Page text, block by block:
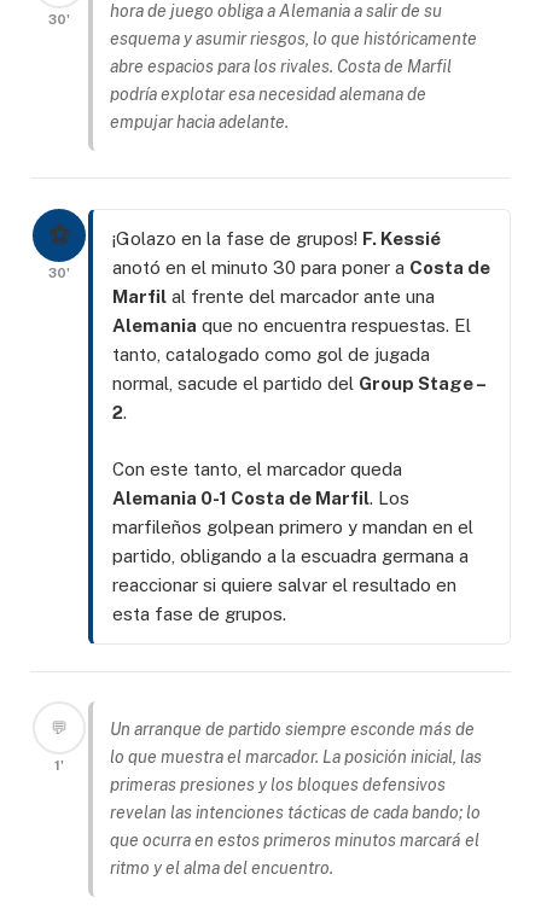
30'
hora de juego obliga a Alemania a salir de su
esquema y asumir riesgos, lo que históricamente
abre espacios para los rivales. Costa de Marfil
podría explotar esa necesidad alemana de
empujar hacia adelante.
⚽
30'
¡Golazo en la fase de grupos! F. Kessié
anotó en el minuto 30 para poner a Costa de
Marfil al frente del marcador ante una
Alemania que no encuentra respuestas. El
tanto, catalogado como gol de jugada
normal, sacude el partido del Group Stage –
2.
Con este tanto, el marcador queda
Alemania 0-1 Costa de Marfil. Los
marfileños golpean primero y mandan en el
partido, obligando a la escuadra germana a
reaccionar si quiere salvar el resultado en
esta fase de grupos.
💬
1'
Un arranque de partido siempre esconde más de
lo que muestra el marcador. La posición inicial, las
primeras presiones y los bloques defensivos
revelan las intenciones tácticas de cada bando; lo
que ocurra en estos primeros minutos marcará el
ritmo y el alma del encuentro.